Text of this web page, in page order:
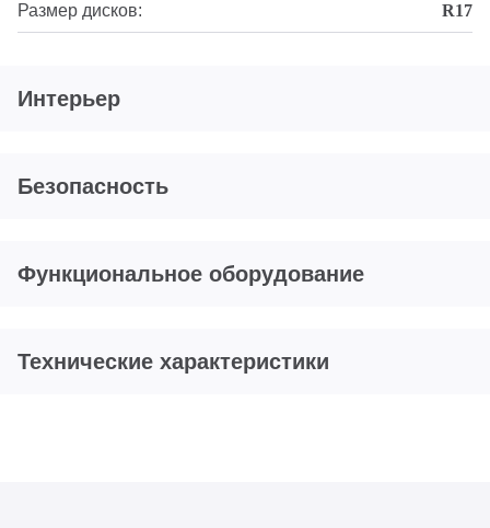
Размер дисков: R17
Интерьер
Безопасность
Функциональное оборудование
Технические характеристики